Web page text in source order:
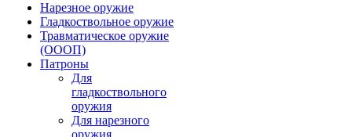
Нарезное оружие
Гладкоствольное оружие
Травматическое оружие
(ОООП)
Патроны
Для
гладкоствольного
оружия
Для нарезного
оружия